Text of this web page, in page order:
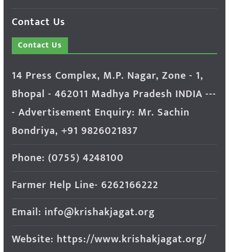
Contact Us
Contact Us
14 Press Complex, M.P. Nagar, Zone - 1,
Bhopal - 462011 Madhya Pradesh INDIA ---
- Advertisement Enquiry: Mr. Sachin
Bondriya, +91 9826021837
Phone: (0755) 4248100
Farmer Help Line- 6262166222
Email: info@krishakjagat.org
Website: https://www.krishakjagat.org/